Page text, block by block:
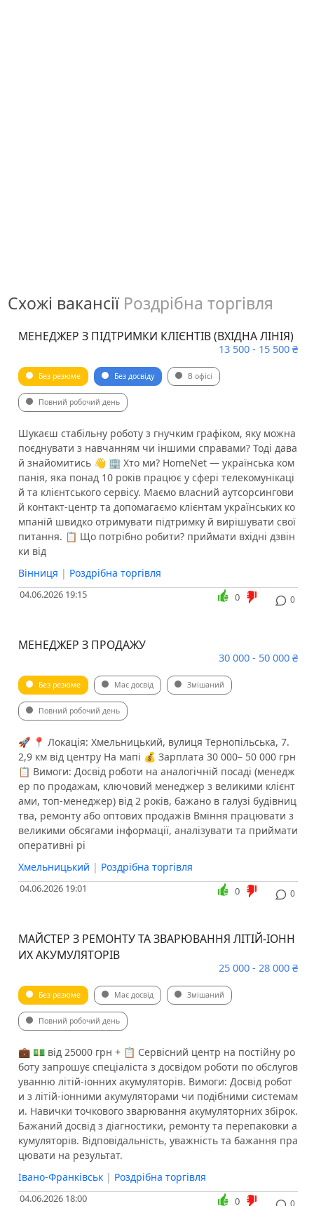
Схожі вакансії Роздрібна торгівля
МЕНЕДЖЕР З ПІДТРИМКИ КЛІЄНТІВ (ВХІДНА ЛІНІЯ)
13 500 - 15 500 ₴
Без резюме Без досвіду В офісі
Повний робочий день
Шукаєш стабільну роботу з гнучким графіком, яку можна
поєднувати з навчанням чи іншими справами? Тоді дава
й знайомитись 👋 🏢 Хто ми? HomeNet — українська ком
панія, яка понад 10 років працює у сфері телекомунікаці
й та клієнтського сервісу. Маємо власний аутсорсингови
й контакт-центр та допомагаємо клієнтам українських ко
мпаній швидко отримувати підтримку й вирішувати свої
питання. 📋 Що потрібно робити? приймати вхідні дзвін
ки від
Вінниця | Роздрібна торгівля
04.06.2026 19:15 0
0
МЕНЕДЖЕР З ПРОДАЖУ
30 000 - 50 000 ₴
Без резюме Має досвід Змішаний
Повний робочий день
🚀 📍 Локація: Хмельницький, вулиця Тернопільська, 7.
2,9 км від центру На мапі 💰 Зарплата 30 000– 50 000 грн
📋 Вимоги: Досвід роботи на аналогічній посаді (менедж
ер по продажам, ключовий менеджер з великими клієнт
ами, топ-менеджер) від 2 років, бажано в галузі будівниц
тва, ремонту або оптових продажів Вміння працювати з
великими обсягами інформації, аналізувати та приймати
оперативні рі
Хмельницький | Роздрібна торгівля
04.06.2026 19:01 0
0
МАЙСТЕР З РЕМОНТУ ТА ЗВАРЮВАННЯ ЛІТІЙ-ІОНН
ИХ АКУМУЛЯТОРІВ
25 000 - 28 000 ₴
Без резюме Має досвід Змішаний
Повний робочий день
💼 💵 від 25000 грн + 📋 Сервісний центр на постійну ро
боту запрошує спеціаліста з досвідом роботи по обслугов
уванню літій-іонних акумуляторів. Вимоги: Досвід робот
и з літій-іонними акумуляторами чи подібними системам
и. Навички точкового зварювання акумуляторних збірок.
Бажаний досвід з діагностики, ремонту та перепаковки а
кумуляторів. Відповідальність, уважність та бажання пра
цювати на результат.
Івано-Франківськ | Роздрібна торгівля
04.06.2026 18:00 0